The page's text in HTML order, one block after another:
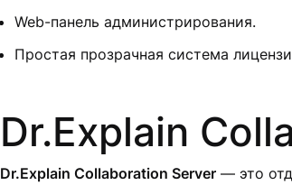
Web-панель администрирования.
Простая прозрачная система
Dr.Explain
Dr.Explain Collaboration Server — это